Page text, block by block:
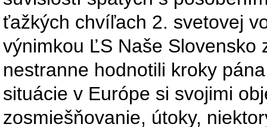
ťažkých chvíľach 2. svetovej
výnimkou ĽS Naše
nestranne hodnotili kroky
situácie v Európe si svojimi
zosmiešňovanie, útoky,